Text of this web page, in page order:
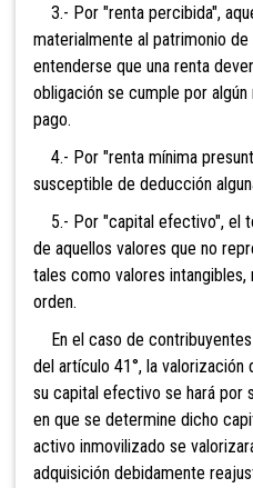
3.- Por "renta percibida",
materialmente al patrimonio de
entenderse que una renta
obligación se cumple por
pago.
4.- Por "renta mínima
susceptible de deducción
5.- Por "capital efectivo", el
de aquellos valores que no
tales como valores intangibles,
orden.
En el caso de
del artículo 41°, la
su capital efectivo se hará por
en que se determine dicho ca
activo inmovilizado se valoriza
adquisición debidamente